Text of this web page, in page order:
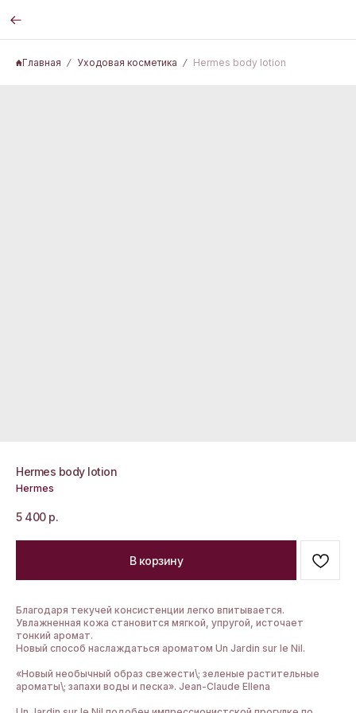
Главная Уходовая косметика Hermes body lotion
Hermes body lotion
Hermes
5 400 р.
В корзину
Благодаря текучей консистенции легко впитывается.
Увлажненная кожа становится мягкой, упругой, источает
тонкий аромат.
Новый способ наслаждаться ароматом Un Jardin sur le Nil.
«Новый необычный образ свежести\; зеленые растительные
ароматы\; запахи воды и песка». Jean-Claude Ellena